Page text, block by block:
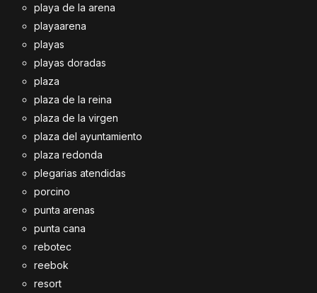
playa de la arena
playaarena
playas
playas doradas
plaza
plaza de la reina
plaza de la virgen
plaza del ayuntamiento
plaza redonda
plegarias atendidas
porcino
punta arenas
punta cana
rebotec
reebok
resort